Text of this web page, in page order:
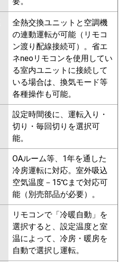
全熱交換ユニットと空調機
の連動運転が可能（リモコ
ン渡り配線接続可）。省エ
ネneoリモコンを使用してい
る室内ユニットに接続して
いる場合は、換気モード等
各種操作も可能。
設定時間後に、運転入り・
切り・毎回切りを選択可
能。
OAルーム等、1年を通した
冷房運転に対応。室外吸込
空気温度－15℃まで対応可
能（別売部品が必要）。
リモコンで「冷暖自動」を
選択すると、設定温度と室
温によって、冷房・暖房を
自動で選択し運転。